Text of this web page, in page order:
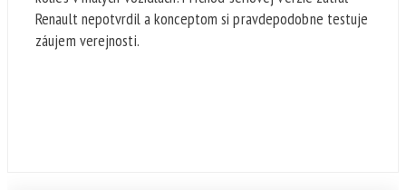
Renault nepotvrdil a konceptom si pravdepodobne testuje
záujem verejnosti.